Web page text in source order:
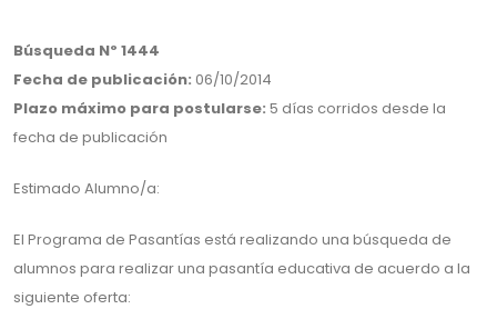
Búsqueda Nº 1444
Fecha de publicación: 06/10/2014
Plazo máximo para postularse: 5 días corridos desde la
fecha de publicación
Estimado Alumno/a:
El Programa de Pasantías está realizando una búsqueda de
alumnos para realizar una pasantía educativa de acuerdo a la
siguiente oferta: